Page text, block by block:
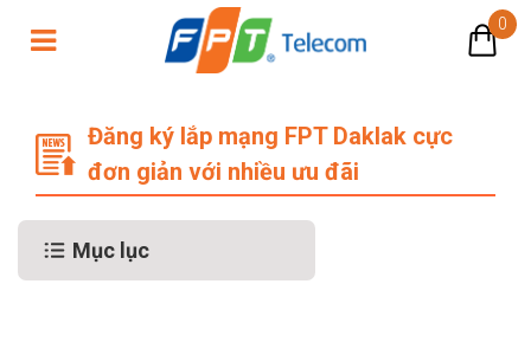
0
Đăng ký lắp mạng FPT Daklak cực
đơn giản với nhiều ưu đãi
Mục lục